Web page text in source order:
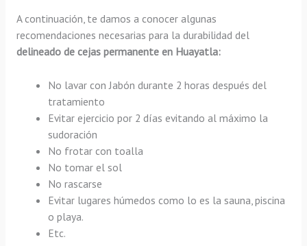
A continuación, te damos a conocer algunas
recomendaciones necesarias para la durabilidad del
delineado de cejas permanente en Huayatla:
No lavar con Jabón durante 2 horas después del
tratamiento
Evitar ejercicio por 2 días evitando al máximo la
sudoración
No frotar con toalla
No tomar el sol
No rascarse
Evitar lugares húmedos como lo es la sauna, piscina
o playa.
Etc.